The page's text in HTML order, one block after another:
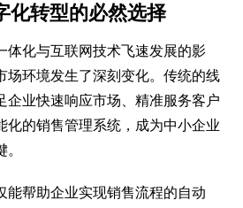
化转型的必然选择
体化与互联网技术飞速发展的影
场环境发生了深刻变化。传统的线
企业快速响应市场、精准服务客户
化的销售管理系统，成为中小企业
能帮助企业实现销售流程的自动